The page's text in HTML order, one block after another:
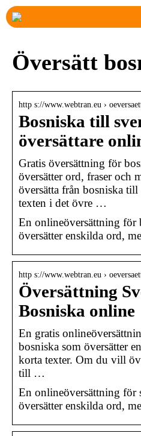
Översätt
http s://www.webtran.eu ›
Bosniska till
översättare
Gratis översättning för
översätter ord, fraser och
översätta från bosniska till
texten i det övre …
En onlineöversättning för
översätter enskilda ord,
http s://www.webtran.eu ›
Översättning
Bosniska online
En gratis
bosniska som översätter
korta texter. Om du vill
till …
En onlineöversättning för
översätter enskilda ord,